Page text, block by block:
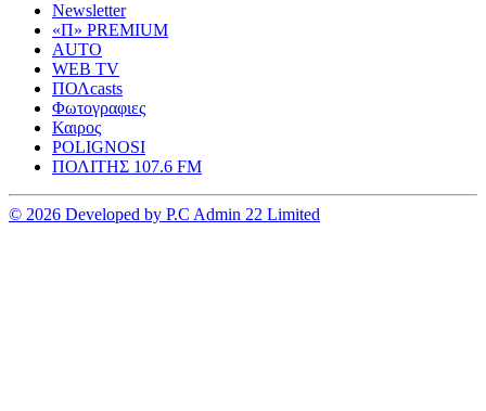
Newsletter
«Π» PREMIUM
AUTO
WEB TV
ΠΟΛcasts
Φωτογραφιες
Καιρος
POLIGNOSI
ΠΟΛΙΤΗΣ 107.6 FM
© 2026 Developed by P.C Admin 22 Limited